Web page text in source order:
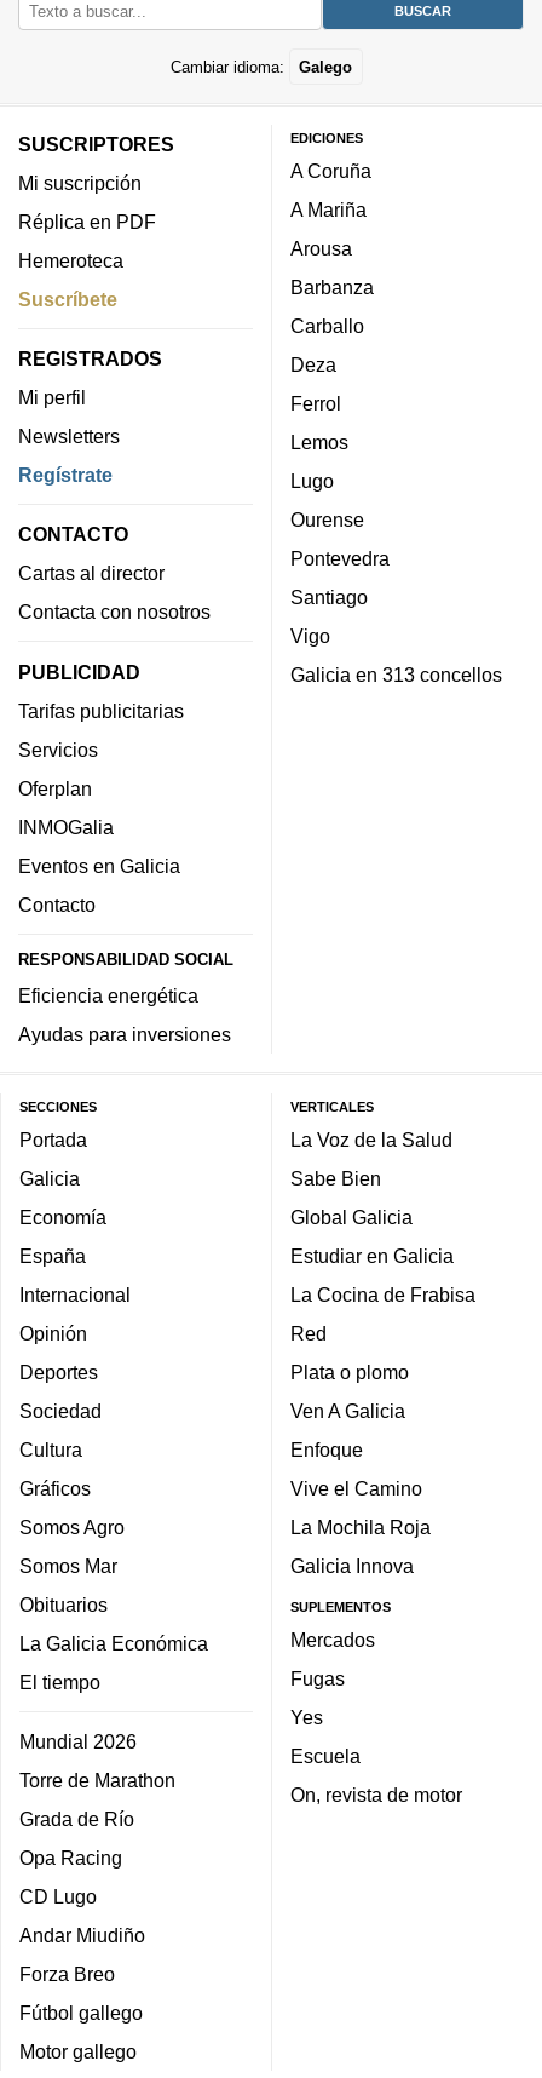
Cambiar idioma: Galego
SUSCRIPTORES
Mi suscripción
Réplica en PDF
Hemeroteca
Suscríbete
REGISTRADOS
Mi perfil
Newsletters
Regístrate
CONTACTO
Cartas al director
Contacta con nosotros
PUBLICIDAD
Tarifas publicitarias
Servicios
Oferplan
INMOGalia
Eventos en Galicia
Contacto
RESPONSABILIDAD SOCIAL
Eficiencia energética
Ayudas para inversiones
EDICIONES
A Coruña
A Mariña
Arousa
Barbanza
Carballo
Deza
Ferrol
Lemos
Lugo
Ourense
Pontevedra
Santiago
Vigo
Galicia en 313 concellos
SECCIONES
Portada
Galicia
Economía
España
Internacional
Opinión
Deportes
Sociedad
Cultura
Gráficos
Somos Agro
Somos Mar
Obituarios
La Galicia Económica
El tiempo
Mundial 2026
Torre de Marathon
Grada de Río
Opa Racing
CD Lugo
Andar Miudiño
Forza Breo
Fútbol gallego
Motor gallego
VERTICALES
La Voz de la Salud
Sabe Bien
Global Galicia
Estudiar en Galicia
La Cocina de Frabisa
Red
Plata o plomo
Ven A Galicia
Enfoque
Vive el Camino
La Mochila Roja
Galicia Innova
SUPLEMENTOS
Mercados
Fugas
Yes
Escuela
On, revista de motor